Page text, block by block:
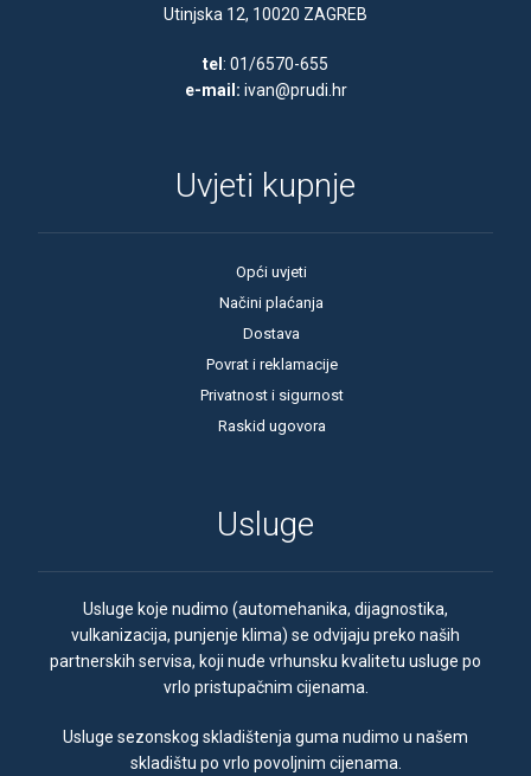
Utinjska 12, 10020 ZAGREB
tel : 01/6570-655
e-mail: ivan@prudi.hr
Uvjeti kupnje
Opći uvjeti
Načini plaćanja
Dostava
Povrat i reklamacije
Privatnost i sigurnost
Raskid ugovora
Usluge
Usluge koje nudimo (automehanika, dijagnostika,
vulkanizacija, punjenje klima) se odvijaju preko naših
partnerskih servisa, koji nude vrhunsku kvalitetu usluge po
vrlo pristupačnim cijenama.
Usluge sezonskog skladištenja guma nudimo u našem
skladištu po vrlo povoljnim cijenama.